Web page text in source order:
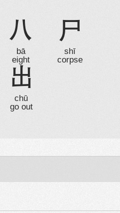
八
bā
eight
尸
shī
corpse
出
chū
go out